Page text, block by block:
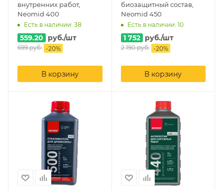
внутренних работ,
Neomid 400
Есть в наличии: 38
559.20 руб./шт
699руб. -20%
В корзину
биозащитный состав,
Neomid 450
Есть в наличии: 10
1 752 руб./шт
2 190руб. -20%
В корзину